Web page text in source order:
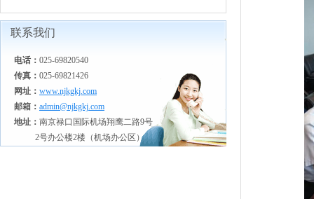
联系我们
电话： 025-69820540
传真： 025-69821426
网址： www.njkgkj.com
邮箱： admin@njkgkj.com
地址： 南京禄口国际机场翔鹰二路9号
2号办公楼2楼（机场办公区）